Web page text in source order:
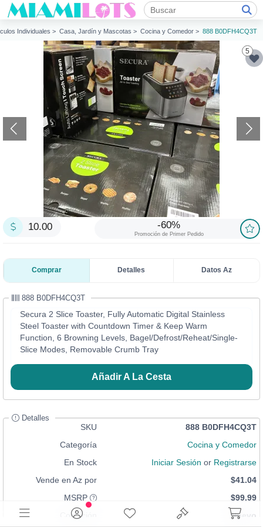
Individuales > Casa, Jardín y Mascotas > Cocina y Comedor > 888 B0DFH4CQ3T
5
10.00 -60%
Promoción de Primer Pedido
Comprar Detalles Datos Az
888 B0DFH4CQ3T
Secura 2 Slice Toaster, Fully Automatic Digital Stainless
Steel Toaster with Countdown Timer & Keep Warm
Function, 6 Browning Levels, Bagel/Defrost/Reheat/Single-
Slice Modes, Removable Crumb Tray
Añadir A La Cesta
Detalles
SKU
888 B0DFH4CQ3T
Categoría
Cocina y Comedor
En Stock
Iniciar Sesión or Registrarse
Vende en Az por
$41.04
MSRP
$99.99
Condición
Nuevo